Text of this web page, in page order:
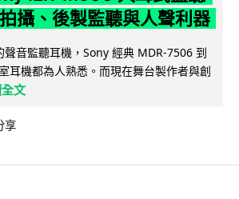
攝、後製監聽與人聲利器
聲音監聽耳機，Sony 經典 MDR-7506 到
耳機都為人熟悉。而現在舞台製作者與創
文
享